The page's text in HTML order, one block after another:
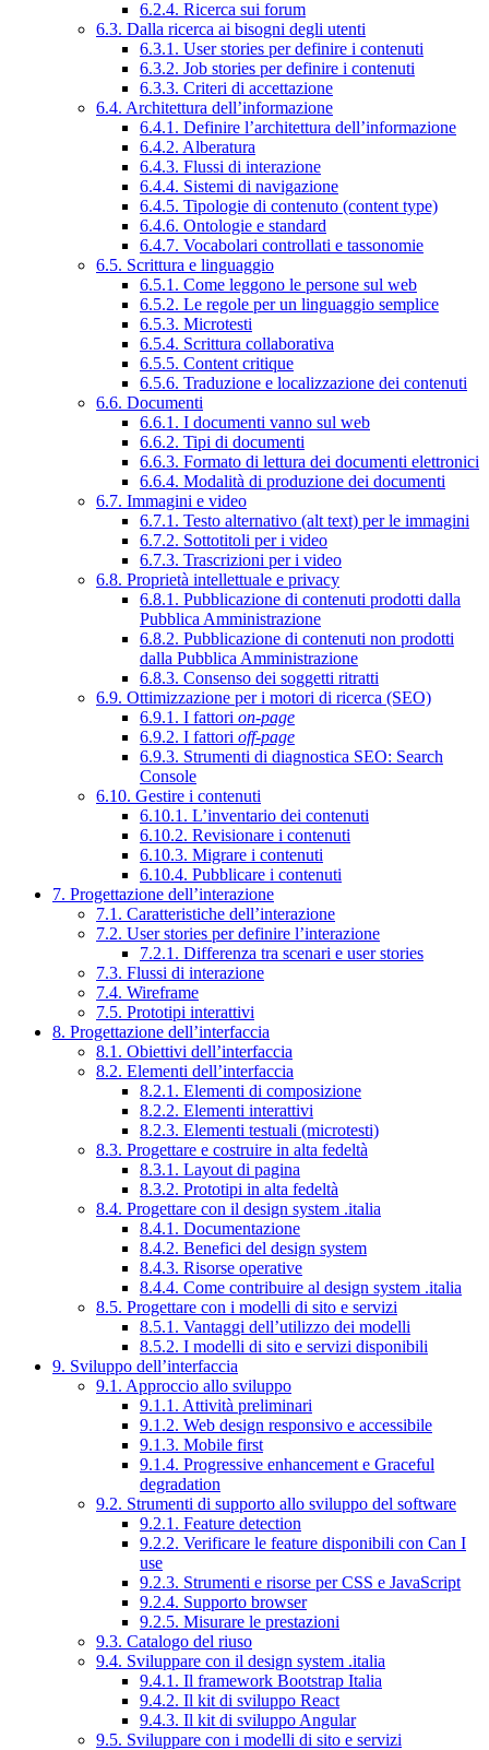
6.2.4. Ricerca sui forum
6.3. Dalla ricerca ai bisogni degli utenti
6.3.1. User stories per definire i contenuti
6.3.2. Job stories per definire i contenuti
6.3.3. Criteri di accettazione
6.4. Architettura dell’informazione
6.4.1. Definire l’architettura dell’informazione
6.4.2. Alberatura
6.4.3. Flussi di interazione
6.4.4. Sistemi di navigazione
6.4.5. Tipologie di contenuto (content type)
6.4.6. Ontologie e standard
6.4.7. Vocabolari controllati e tassonomie
6.5. Scrittura e linguaggio
6.5.1. Come leggono le persone sul web
6.5.2. Le regole per un linguaggio semplice
6.5.3. Microtesti
6.5.4. Scrittura collaborativa
6.5.5. Content critique
6.5.6. Traduzione e localizzazione dei contenuti
6.6. Documenti
6.6.1. I documenti vanno sul web
6.6.2. Tipi di documenti
6.6.3. Formato di lettura dei documenti elettronici
6.6.4. Modalità di produzione dei documenti
6.7. Immagini e video
6.7.1. Testo alternativo (alt text) per le immagini
6.7.2. Sottotitoli per i video
6.7.3. Trascrizioni per i video
6.8. Proprietà intellettuale e privacy
6.8.1. Pubblicazione di contenuti prodotti dalla
Pubblica Amministrazione
6.8.2. Pubblicazione di contenuti non prodotti
dalla Pubblica Amministrazione
6.8.3. Consenso dei soggetti ritratti
6.9. Ottimizzazione per i motori di ricerca (SEO)
6.9.1. I fattori on-page
6.9.2. I fattori off-page
6.9.3. Strumenti di diagnostica SEO: Search
Console
6.10. Gestire i contenuti
6.10.1. L’inventario dei contenuti
6.10.2. Revisionare i contenuti
6.10.3. Migrare i contenuti
6.10.4. Pubblicare i contenuti
7. Progettazione dell’interazione
7.1. Caratteristiche dell’interazione
7.2. User stories per definire l’interazione
7.2.1. Differenza tra scenari e user stories
7.3. Flussi di interazione
7.4. Wireframe
7.5. Prototipi interattivi
8. Progettazione dell’interfaccia
8.1. Obiettivi dell’interfaccia
8.2. Elementi dell’interfaccia
8.2.1. Elementi di composizione
8.2.2. Elementi interattivi
8.2.3. Elementi testuali (microtesti)
8.3. Progettare e costruire in alta fedeltà
8.3.1. Layout di pagina
8.3.2. Prototipi in alta fedeltà
8.4. Progettare con il design system .italia
8.4.1. Documentazione
8.4.2. Benefici del design system
8.4.3. Risorse operative
8.4.4. Come contribuire al design system .italia
8.5. Progettare con i modelli di sito e servizi
8.5.1. Vantaggi dell’utilizzo dei modelli
8.5.2. I modelli di sito e servizi disponibili
9. Sviluppo dell’interfaccia
9.1. Approccio allo sviluppo
9.1.1. Attività preliminari
9.1.2. Web design responsivo e accessibile
9.1.3. Mobile first
9.1.4. Progressive enhancement e Graceful
degradation
9.2. Strumenti di supporto allo sviluppo del software
9.2.1. Feature detection
9.2.2. Verificare le feature disponibili con Can I
use
9.2.3. Strumenti e risorse per CSS e JavaScript
9.2.4. Supporto browser
9.2.5. Misurare le prestazioni
9.3. Catalogo del riuso
9.4. Sviluppare con il design system .italia
9.4.1. Il framework Bootstrap Italia
9.4.2. Il kit di sviluppo React
9.4.3. Il kit di sviluppo Angular
9.5. Sviluppare con i modelli di sito e servizi